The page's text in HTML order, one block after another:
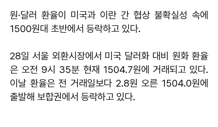
원·달러 환율이 미국과 이란 간 협상 불확실성 속에
1500원대 초반에서 등락하고 있다.
28일 서울 외환시장에서 미국 달러화 대비 원화 환율
은 오전 9시 35분 현재 1504.7원에 거래되고 있다.
이날 환율은 전 거래일보다 2.8원 오른 1504.0원에
출발해 보합권에서 등락하고 있다.